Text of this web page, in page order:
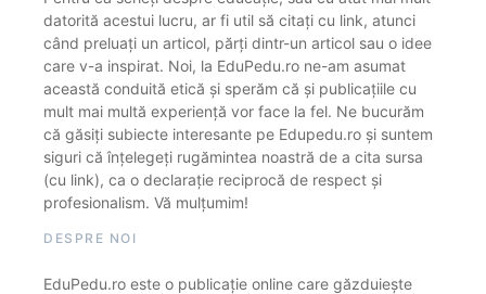
datorită acestui lucru, ar fi util să citați cu link, atunci
când preluați un articol, părți dintr-un articol sau o idee
care v-a inspirat. Noi, la EduPedu.ro ne-am asumat
această conduită etică și sperăm că și publicațiile cu
mult mai multă experiență vor face la fel. Ne bucurăm
că găsiți subiecte interesante pe Edupedu.ro și suntem
siguri că înțelegeți rugămintea noastră de a cita sursa
(cu link), ca o declarație reciprocă de respect și
profesionalism. Vă mulțumim!
DESPRE NOI
EduPedu.ro este o publicație online care găzduiește